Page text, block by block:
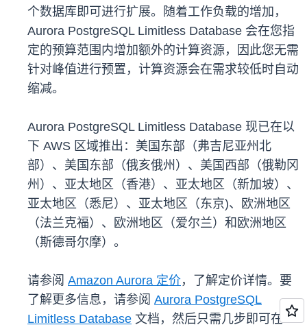
个数据库即可进行扩展。随着工作负载的增加，
Aurora PostgreSQL Limitless Database 会在您指
定的预算范围内增加额外的计算资源，因此您无需
针对峰值进行预置，计算资源会在需求较低时自动
缩减。
Aurora PostgreSQL Limitless Database 现已在以
下 AWS 区域推出：美国东部（弗吉尼亚州北
部）、美国东部（俄亥俄州）、美国西部（俄勒冈
州）、亚太地区（香港）、亚太地区（新加坡）、
亚太地区（悉尼）、亚太地区（东京)、欧洲地区
（法兰克福）、欧洲地区（爱尔兰）和欧洲地区
（斯德哥尔摩）。
请参阅 Amazon Aurora 定价，了解定价详情。要
了解更多信息，请参阅 Aurora PostgreSQL
Limitless Database 文档，然后只需几步即可在